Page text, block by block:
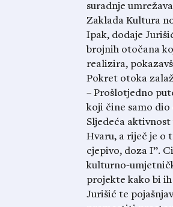
suradnje
Zaklada Kultura
Ipak, dodaje
brojnih otočana
realizira,
Pokret otoka
– Prošlotjedno
koji čine samo
Sljedeća
Hvaru, a riječ je o
cjepivo, doza I”.
kulturno-
projekte kako bi
Jurišić te